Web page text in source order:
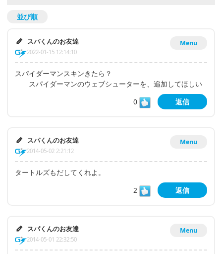
並び順
Menu
スパくんのお友達
2022-01-15 12:14:10
スパイダーマンスキンきたら？
スパイダーマンのウェブシューターを、追加してほしい
0
返信
Menu
スパくんのお友達
2014-05-02 2:21:12
タートルズもだしてくれよ。
2
返信
Menu
スパくんのお友達
2014-05-01 22:32:50